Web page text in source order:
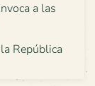
a las
República